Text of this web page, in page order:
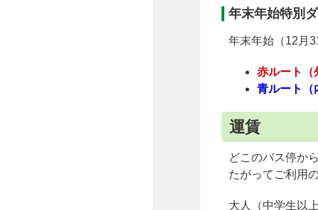
年末年始特別
年末年始（12月
赤ルート（
青ルート（
運賃
どこのバス停か
たがってご利用
大人（中学生以